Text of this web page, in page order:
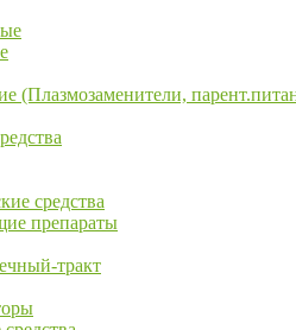
(Плазмозаменители,
средства
препараты
тракт